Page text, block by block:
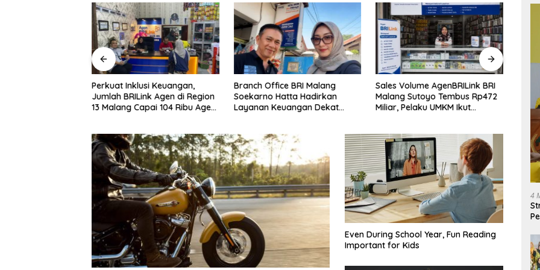
Perkuat Inklusi Keuangan,
Jumlah BRILink Agen di Region
13 Malang Capai 104 Ribu Agen
Branch Office BRI Malang
Soekarno Hatta Hadirkan
Layanan Keuangan Dekat
Sales Volume AgenBRILink BRI
Malang Sutoyo Tembus Rp472
Miliar, Pelaku UMKM Ikut
Even During School Year, Fun Reading
Important for Kids
4